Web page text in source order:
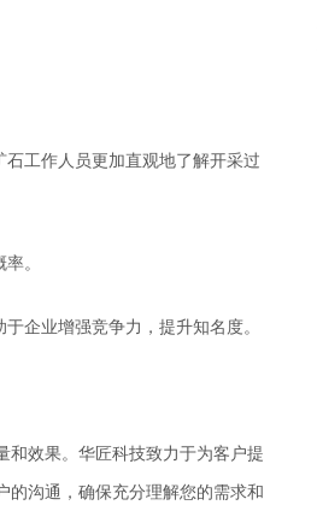
石工作人员更加直观地了解开采过
。
企业增强竞争力，提升知名度。
和效果。 华匠科技致力于为客户提
的沟通，确保充分理解您的需求和